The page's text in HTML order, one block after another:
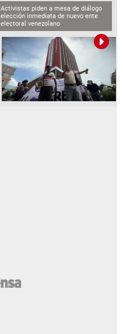
Activistas piden a mesa de diálogo
elección inmediata de nuevo ente
electoral venezolano